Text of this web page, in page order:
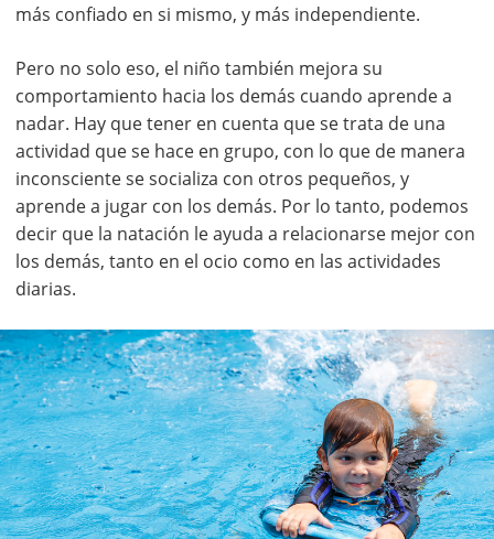
más confiado en si mismo, y más independiente.
Pero no solo eso, el niño también mejora su
comportamiento hacia los demás cuando aprende a
nadar. Hay que tener en cuenta que se trata de una
actividad que se hace en grupo, con lo que de manera
inconsciente se socializa con otros pequeños, y
aprende a jugar con los demás. Por lo tanto, podemos
decir que la natación le ayuda a relacionarse mejor con
los demás, tanto en el ocio como en las actividades
diarias.